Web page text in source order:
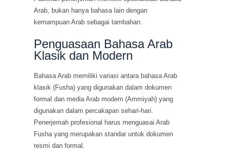
Arab, bukan hanya bahasa lain dengan
kemampuan Arab sebagai tambahan.
Penguasaan Bahasa Arab
Klasik dan Modern
Bahasa Arab memiliki variasi antara bahasa Arab
klasik (Fusha) yang digunakan dalam dokumen
formal dan media Arab modern (Ammiyah) yang
digunakan dalam percakapan sehari-hari.
Penerjemah profesional harus menguasai Arab
Fusha yang merupakan standar untuk dokumen
resmi dan formal.